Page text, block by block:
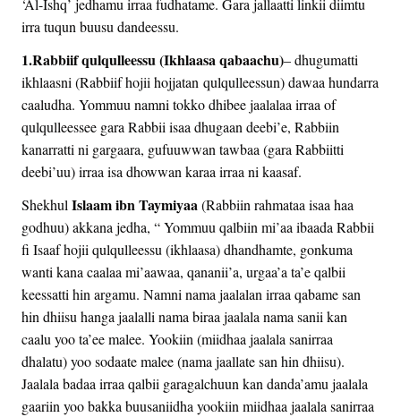
‘Al-Ishq’ jedhamu irraa fudhatame. Gara jallaatti linkii diimtu
irra tuqun buusu dandeessu.
1.Rabbiif qulqulleessu (Ikhlaasa qabaachu)– dhugumatti
ikhlaasni (Rabbiif hojii hojjatan qulqulleessun) dawaa hundarra
caaludha. Yommuu namni tokko dhibee jaalalaa irraa of
qulqulleessee gara Rabbii isaa dhugaan deebi’e, Rabbiin
kanarratti ni gargaara, gufuuwwan tawbaa (gara Rabbiitti
deebi’uu) irraa isa dhowwan karaa irraa ni kaasaf.
Shekhul Islaam ibn Taymiyaa(Rabbiin rahmataa isaa haa
godhuu) akkana jedha, “ Yommuu qalbiin mi’aa ibaada Rabbii
fi Isaaf hojii qulqulleessu (ikhlaasa) dhandhamte, gonkuma
wanti kana caalaa mi’aawaa, qananii’a, urgaa’a ta’e qalbii
keessatti hin argamu. Namni nama jaalalan irraa qabame san
hin dhiisu hanga jaalalli nama biraa jaalala nama sanii kan
caalu yoo ta’ee malee. Yookiin (miidhaa jaalala sanirraa
dhalatu) yoo sodaate malee (nama jaallate san hin dhiisu).
Jaalala badaa irraa qalbii garagalchuun kan danda’amu jaalala
gaariin yoo bakka buusaniidha yookiin miidhaa jaalala sanirraa